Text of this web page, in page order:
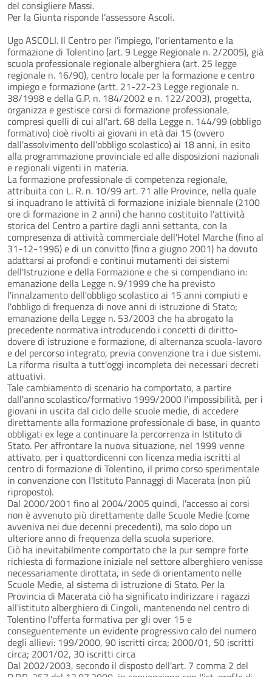
del consigliere Massi.
Per la Giunta risponde l’assessore Ascoli.
Ugo ASCOLI. Il Centro per l'impiego, l'orientamento e la
formazione di Tolentino (art. 9 Legge Regionale n. 2/2005), già
scuola professionale regionale alberghiera (art. 25 legge
regionale n. 16/90), centro locale per la formazione e centro
impiego e formazione (artt. 21-22-23 Legge regionale n.
38/1998 e della G.P. n. 184/2002 e n. 122/2003), progetta,
organizza e gestisce corsi di formazione professionale,
compresi quelli di cui all'art. 68 della Legge n. 144/99 (obbligo
formativo) cioè rivolti ai giovani in età dai 15 (ovvero
dall'assolvimento dell'obbligo scolastico) ai 18 anni, in esito
alla programmazione provinciale ed alle disposizioni nazionali
e regionali vigenti in materia.
La formazione professionale di competenza regionale,
attribuita con L. R. n. 10/99 art. 71 alle Province, nella quale
si inquadrano le attività di formazione iniziale biennale (2100
ore di formazione in 2 anni) che hanno costituito l'attività
storica del Centro a partire dagli anni settanta, con la
compresenza di attività commerciale dell'Hotel Marche (fino al
31-12-1996) e di un convitto (fino a giugno 2001) ha dovuto
adattarsi ai profondi e continui mutamenti dei sistemi
dell'Istruzione e della Formazione e che si compendiano in:
emanazione della Legge n. 9/1999 che ha previsto
l'innalzamento dell'obbligo scolastico ai 15 anni compiuti e
l'obbligo di frequenza di nove anni di istruzione di Stato;
emanazione della Legge n. 53/2003 che ha abrogato la
precedente normativa introducendo i concetti di diritto-
dovere di istruzione e formazione, di alternanza scuola-lavoro
e del percorso integrato, previa convenzione tra i due sistemi.
La riforma risulta a tutt'oggi incompleta dei necessari decreti
attuativi.
Tale cambiamento di scenario ha comportato, a partire
dall'anno scolastico/formativo 1999/2000 l'impossibilità, per i
giovani in uscita dal ciclo delle scuole medie, di accedere
direttamente alla formazione professionale di base, in quanto
obbligati ex lege a continuare la percorrenza in Istituto di
Stato. Per affrontare la nuova situazione, nel 1999 venne
attivato, per i quattordicenni con licenza media iscritti al
centro di formazione di Tolentino, il primo corso sperimentale
in convenzione con l'Istituto Pannaggi di Macerata (non più
riproposto).
Dal 2000/2001 fino al 2004/2005 quindi, l'accesso ai corsi
non è avvenuto più direttamente dalle Scuole Medie (come
avveniva nei due decenni precedenti), ma solo dopo un
ulteriore anno di frequenza della scuola superiore.
Ciò ha inevitabilmente comportato che la pur sempre forte
richiesta di formazione iniziale nel settore alberghiero venisse
necessariamente dirottata, in sede di orientamento nelle
Scuole Medie, al sistema di istruzione di Stato. Per la
Provincia di Macerata ciò ha significato indirizzare i ragazzi
all'istituto alberghiero di Cingoli, mantenendo nel centro di
Tolentino l'offerta formativa per gli over 15 e
conseguentemente un evidente progressivo calo del numero
degli allievi: 199/2000, 90 iscritti circa; 2000/01, 50 iscritti
circa; 2001/02, 30 iscritti circa
Dal 2002/2003, secondo il disposto dell'art. 7 comma 2 del